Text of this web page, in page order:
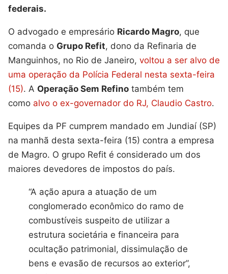
federais.
O advogado e empresário Ricardo Magro, que
comanda o Grupo Refit, dono da Refinaria de
Manguinhos, no Rio de Janeiro, voltou a ser alvo de
uma operação da Polícia Federal nesta sexta-feira
(15). A Operação Sem Refino também tem
como alvo o ex-governador do RJ, Claudio Castro.
Equipes da PF cumprem mandado em Jundiaí (SP)
na manhã desta sexta-feira (15) contra a empresa
de Magro. O grupo Refit é considerado um dos
maiores devedores de impostos do país.
“A ação apura a atuação de um
conglomerado econômico do ramo de
combustíveis suspeito de utilizar a
estrutura societária e financeira para
ocultação patrimonial, dissimulação de
bens e evasão de recursos ao exterior”,